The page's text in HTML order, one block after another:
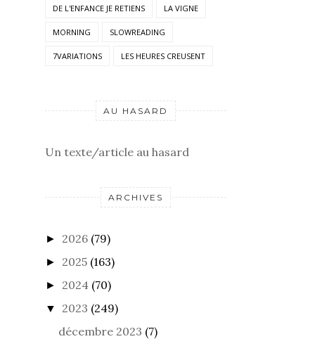
DE L'ENFANCE JE RETIENS LA VIGNE
MORNING SLOWREADING
7VARIATIONS LES HEURES CREUSENT
AU HASARD
Un texte/article au hasard
ARCHIVES
► 2026 (79)
► 2025 (163)
► 2024 (70)
▼ 2023 (249)
décembre 2023 (7)